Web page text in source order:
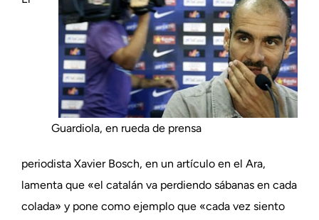
Guardiola, en rueda de prensa
periodista Xavier Bosch, en un artículo en el Ara,
lamenta que «el catalán va perdiendo sábanas en cada
colada» y pone como ejemplo que «cada vez siento